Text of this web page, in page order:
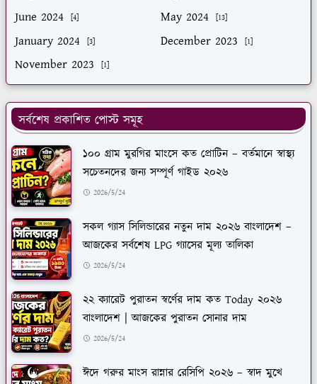
June 2024 [4] May 2024 [13]
January 2024 [3] December 2023 [1]
November 2023 [1]
সর্বশেষ প্রকাশিত পোস্ট সমূহ
১০০ গ্রাম মুরগির মাংসে কত প্রোটিন – বর্তমানে স্বাস্থ্য
সচেতনদের জন্য সম্পূর্ণ গাইড ২০২৬
2026/5/24
সকল গ্যাস সিলিন্ডারের নতুন দাম ২০২৬ বাংলাদেশ –
আজকের সর্বশেষ LPG গ্যাসের মূল্য তালিকা
2026/5/24
২২ ক্যারেট পুরাতন স্বর্ণের দাম কত Today ২০২৬
বাংলাদেশ | আজকের পুরাতন সোনার দাম
2026/5/24
ঈদে গরুর মাংস রান্নার রেসিপি ২০২৬ – স্বাদ মুখে